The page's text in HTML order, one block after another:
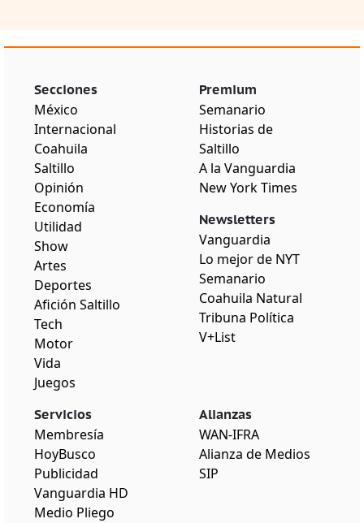
Secciones
México
Internacional
Coahuila
Saltillo
Opinión
Economía
Utilidad
Show
Artes
Deportes
Afición Saltillo
Tech
Motor
Vida
Juegos
Premium
Semanario
Historias de
Saltillo
A la Vanguardia
New York Times
Newsletters
Vanguardia
Lo mejor de NYT
Semanario
Coahuila Natural
Tribuna Política
V+List
Servicios
Membresía
HoyBusco
Publicidad
Vanguardia HD
Medio Pliego
Alianzas
WAN-IFRA
Alianza de Medios
SIP